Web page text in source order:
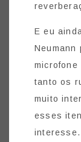
E eu
tanto os
muito
esses
interesse.